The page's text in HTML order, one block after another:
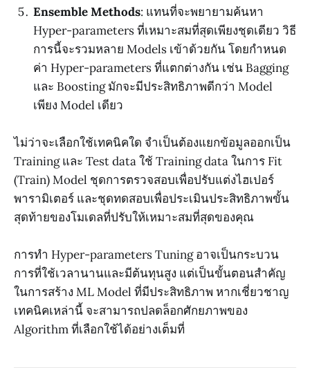
Ensemble Methods: แทนที่จะพยายามค้นหา
Hyper-parameters ที่เหมาะสมที่สุดเพียงชุดเดียว วิธี
การนี้จะรวมหลาย Models เข้าด้วยกัน โดยกำหนด
ค่า Hyper-parameters ที่แตกต่างกัน เช่น Bagging
และ Boosting มักจะมีประสิทธิภาพดีกว่า Model
เพียง Model เดียว
ไม่ว่าจะเลือกใช้เทคนิคใด จำเป็นต้องแยกข้อมูลออกเป็น
Training และ Test data ใช้ Training data ในการ Fit
(Train) Model ชุดการตรวจสอบเพื่อปรับแต่งไฮเปอร์
พารามิเตอร์ และชุดทดสอบเพื่อประเมินประสิทธิภาพขั้น
สุดท้ายของโมเดลที่ปรับให้เหมาะสมที่สุดของคุณ
การทำ Hyper-parameters Tuning อาจเป็นกระบวน
การที่ใช้เวลานานและมีต้นทุนสูง แต่เป็นขั้นตอนสำคัญ
ในการสร้าง ML Model ที่มีประสิทธิภาพ หากเชี่ยวชาญ
เทคนิคเหล่านี้ จะสามารถปลดล็อกศักยภาพของ
Algorithm ที่เลือกใช้ได้อย่างเต็มที่